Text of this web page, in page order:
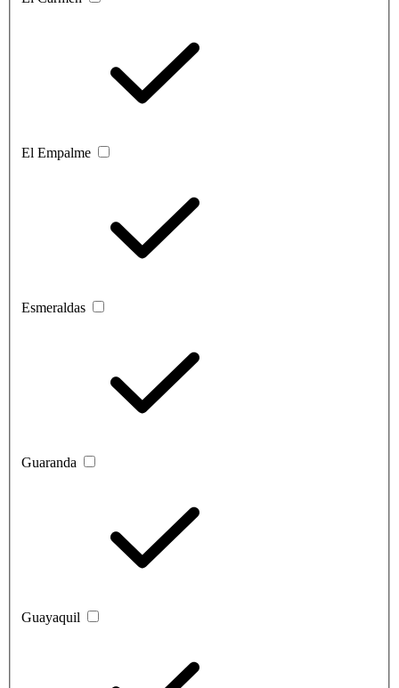
El Empalme
Esmeraldas
Guaranda
Guayaquil